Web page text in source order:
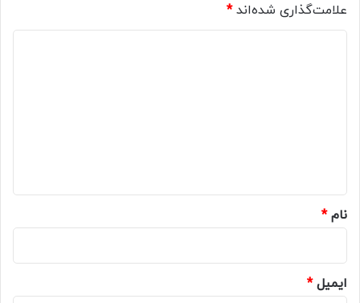
علامت‌گذاری شده‌اند*
نام*
ایمیل*